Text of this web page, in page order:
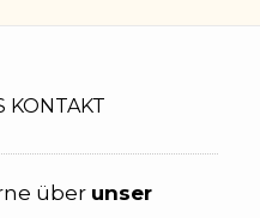
KONTAKT
über unser